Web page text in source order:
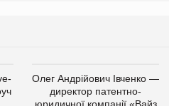
Олег Андрійович Івченко —
директор патентно-